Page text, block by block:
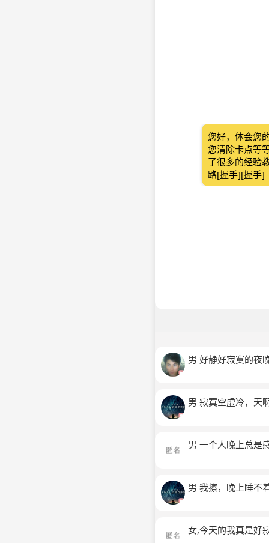
您好，体会您
您清除卡点等
了很多的经验
路[握手][握手]
男 好静好寂寞的夜
男 寂寞空虚冷，天
男 一个人晚上总是
男 我擦，晚上睡不
女,今天的我真是好